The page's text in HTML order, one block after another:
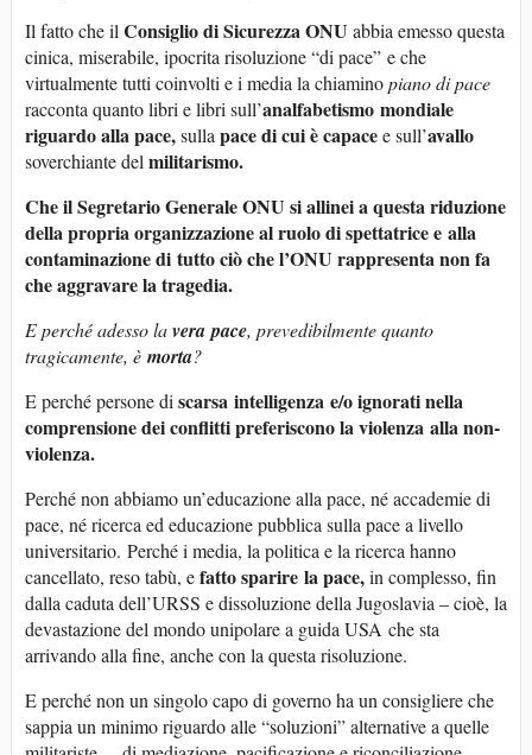
Il fatto che il Consiglio di Sicurezza ONU abbia emesso questa
cinica, miserabile, ipocrita risoluzione “di pace” e che
virtualmente tutti coinvolti e i media la chiaminopiano di pace
racconta quanto libri e libri sull’analfabetismo mondiale
riguardo alla pace,sulla pacedi cui è capacee sull’avallo
soverchiante del militarismo.
Che il Segretario Generale ONU si allinei a questa riduzione
della propriaorganizzazione al ruolo di spettatrice e alla
contaminazione di tutto ciò che l’ONU rappresenta non fa
che aggravare latragedia.
E perchéadessolavera pace, prevedibilmente quanto
tragicamente, è morta?
E perché persone di scarsa intelligenza e/oignorati nella
comprensione dei conflittipreferiscono laviolenza allanon-
violenza.
Perché non abbiamo un’educazione alla pace, né accademie di
pace, né ricerca ed educazione pubblica sulla pace a livello
universitario. Perché i media, la politica e la ricerca hanno
cancellato, reso tabù, efatto sparire lapace,in complesso, fin
dalla caduta dell’URSS e dissoluzione della Jugoslavia – cioè, la
devastazione del mondo unipolare a guida USA che sta
arrivando alla fine, anche con la questa risoluzione.
E perché non un singolo capo di governo ha un consigliere che
sappia un minimo riguardo alle “soluzioni” alternative a quelle